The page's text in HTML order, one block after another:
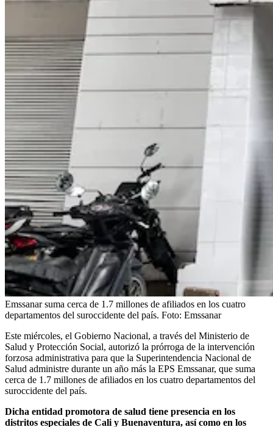
Emssanar suma cerca de 1.7 millones de afiliados en los cuatro
departamentos del suroccidente del país. Foto: Emssanar
Este miércoles, el Gobierno Nacional, a través del Ministerio de
Salud y Protección Social, autorizó la prórroga de la intervención
forzosa administrativa para que la Superintendencia Nacional de
Salud administre durante un año más la EPS Emssanar, que suma
cerca de 1.7 millones de afiliados en los cuatro departamentos del
suroccidente del país.
Dicha entidad promotora de salud tiene presencia en los
distritos especiales de Cali y Buenaventura, así como en los